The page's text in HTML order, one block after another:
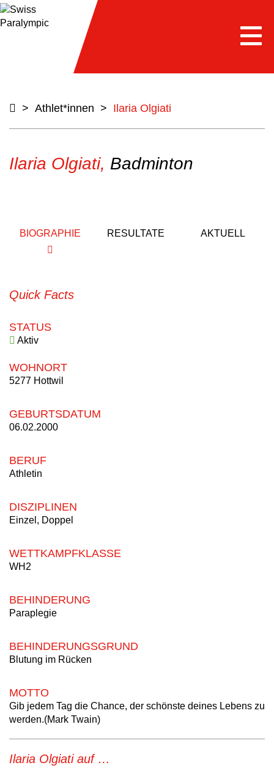
> Athlet*innen > Ilaria Olgiati
Ilaria Olgiati, Badminton
BIOGRAPHIE RESULTATE AKTUELL
Quick Facts
STATUS
Aktiv
WOHNORT
5277 Hottwil
GEBURTSDATUM
06.02.2000
BERUF
Athletin
DISZIPLINEN
Einzel, Doppel
WETTKAMPFKLASSE
WH2
BEHINDERUNG
Paraplegie
BEHINDERUNGSGRUND
Blutung im Rücken
MOTTO
Gib jedem Tag die Chance, der schönste deines Lebens zu
werden.(Mark Twain)
Ilaria Olgiati auf …